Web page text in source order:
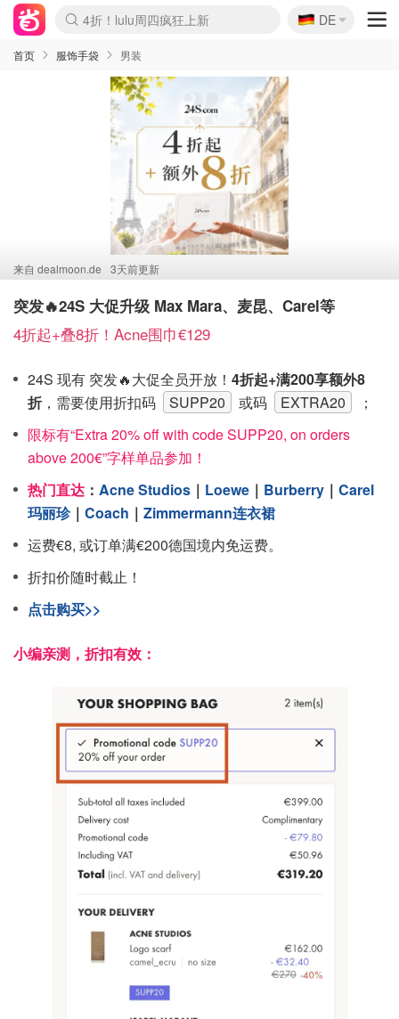
Boticinal 夏促开抢！
4折！lulu周四疯狂上新
还没结束！&OtherStories大促
Joybuy变相75折 随时失效
速领！Stanley独家85折
疑似霸哥！Camper额外叠85折
Zalando 奥莱闪促！每日更新
Moncler反季囤！5折起+叠9折
Coach Brooklyn仅€192
🇩🇪
DE
首页 服饰手袋 男装
来自 dealmoon.de 3天前更新
突发🔥24S 大促升级 Max Mara、麦昆、Carel等
4折起+叠8折！Acne围巾€129
24S 现有 突发🔥大促全员开放！ 4折起+满200享额外8
折 ，需要使用折扣码 SUPP20 或码 EXTRA20
；
限标有“Extra 20% off with code SUPP20, on orders
above 200€”字样单品参加！
热门直达 ： Acne Studios ｜ Loewe ｜ Burberry ｜ Carel
玛丽珍｜ Coach ｜ Zimmermann连衣裙
运费€8, 或订单满€200德国境内免运费。
折扣价随时截止！
点击购买>>
小编亲测，折扣有效：